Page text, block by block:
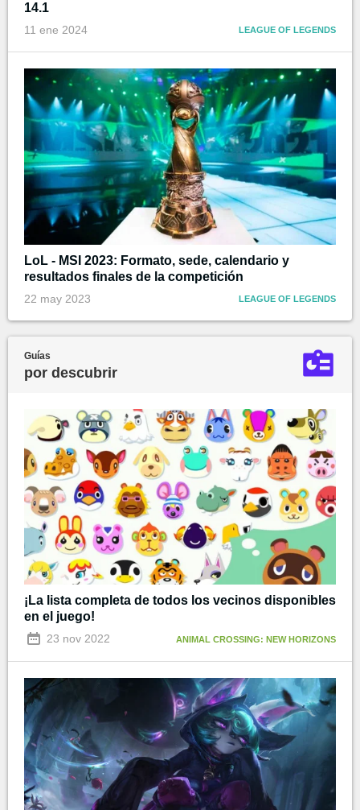
14.1
11 ene 2024 LEAGUE OF LEGENDS
LoL - MSI 2023: Formato, sede, calendario y
resultados finales de la competición
22 may 2023 LEAGUE OF LEGENDS
Guías
por descubrir
¡La lista completa de todos los vecinos disponibles
en el juego!
23 nov 2022 ANIMAL CROSSING: NEW HORIZONS